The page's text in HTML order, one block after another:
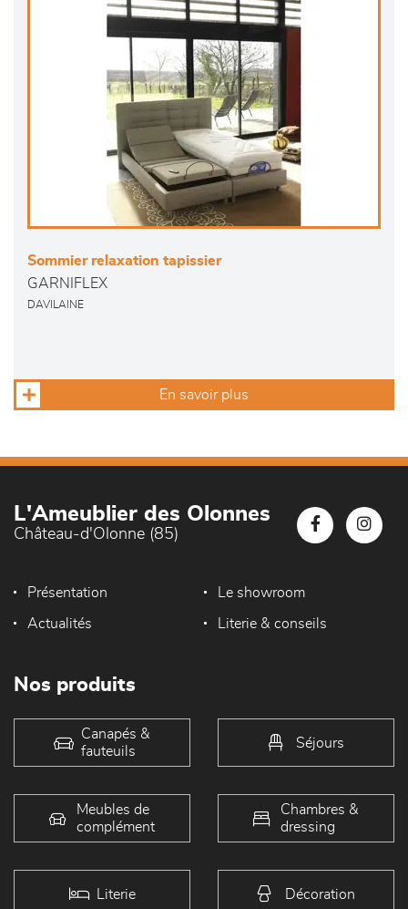
Sommier relaxation tapissier
GARNIFLEX
DAVILAINE
En savoir plus
L'Ameublier des Olonnes
Château-d'Olonne (85)
Présentation Le showroom
Actualités Literie & conseils
Nos produits
Canapés &
fauteuils
Séjours
Meubles de
complément
Chambres &
dressing
Literie Décoration